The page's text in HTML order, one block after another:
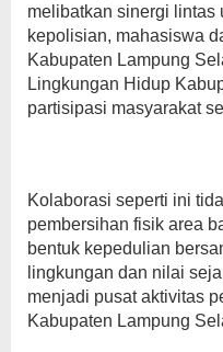
melibatkan sinergi lintas
kepolisian, mahasiswa
Kabupaten Lampung
Lingkungan Hidup
partisipasi masyarakat
Kolaborasi seperti ini
pembersihan fisik area
bentuk kepedulian
lingkungan dan nilai
menjadi pusat aktivitas
Kabupaten Lampung